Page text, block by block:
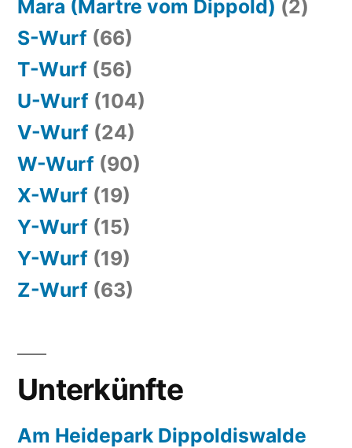
Mara (Martre vom Dippold) (2)
S-Wurf (66)
T-Wurf (56)
U-Wurf (104)
V-Wurf (24)
W-Wurf (90)
X-Wurf (19)
Y-Wurf (15)
Y-Wurf (19)
Z-Wurf (63)
Unterkünfte
Am Heidepark Dippoldiswalde